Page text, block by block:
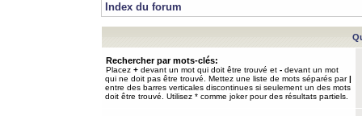
Index du forum
Rechercher par mots-clés:
Placez + devant un mot qui doit être trouvé et - devant un mot
qui ne doit pas être trouvé. Mettez une liste de mots séparés par|
entre des barres verticales discontinues si seulement un des mots
doit être trouvé. Utilisez * comme joker pour des résultats partiels.